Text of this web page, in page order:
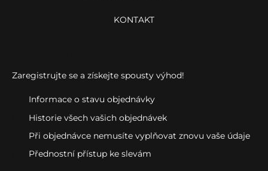
KONTAKT
Zaregistrujte se a získejte spousty výhod!
Informace o stavu objednávky
Historie všech vašich objednávek
Při objednávce nemusíte vyplňovat znovu vaše údaje
Přednostní přístup ke slevám